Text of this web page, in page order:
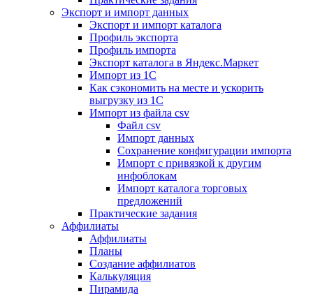
Экспорт и импорт данных
Экспорт и импорт каталога
Профиль экспорта
Профиль импорта
Экспорт каталога в Яндекс.Маркет
Импорт из 1С
Как сэкономить на месте и ускорить
выгрузку из 1С
Импорт из файла csv
Файл csv
Импорт данных
Сохранение конфигурации импорта
Импорт с привязкой к другим
инфоблокам
Импорт каталога торговых
предложений
Практические задания
Аффилиаты
Аффилиаты
Планы
Создание аффилиатов
Калькуляция
Пирамида